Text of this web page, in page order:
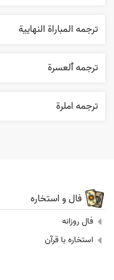
ترجمه المباراة النهایية
ترجمه ٱلعسرة
ترجمه املرة
فال و استخاره
فال روزانه
استخاره با قرآن